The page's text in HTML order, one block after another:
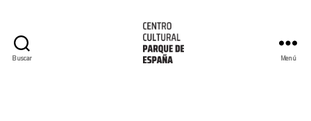
Buscar Menú